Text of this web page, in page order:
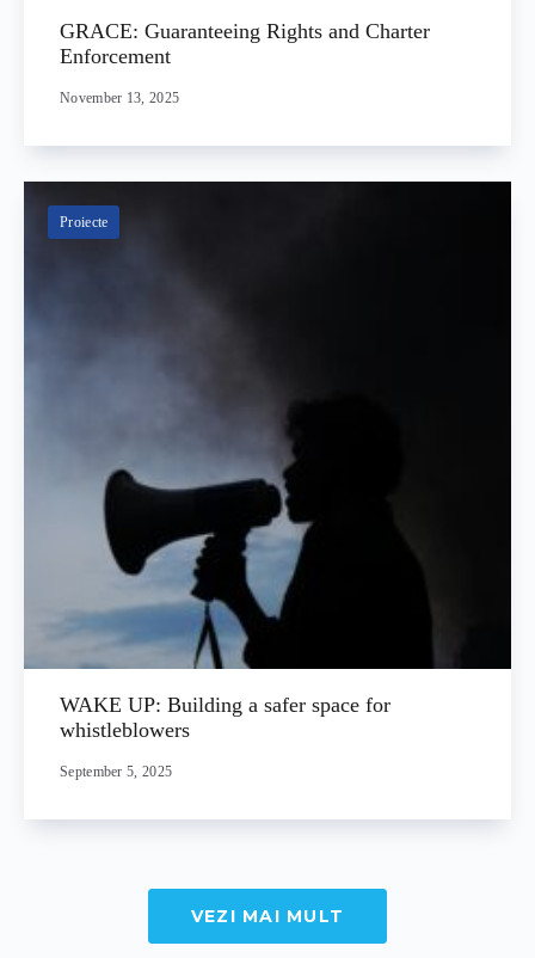
GRACE: Guaranteeing Rights and Charter
Enforcement
November 13, 2025
Proiecte
WAKE UP: Building a safer space for
whistleblowers
September 5, 2025
VEZI MAI MULT